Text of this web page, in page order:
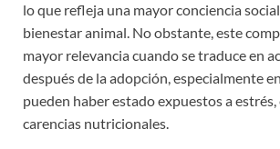
lo que refleja una mayor conciencia
bienestar animal. No obstante, este
mayor relevancia cuando se traduce en
después de la adopción, especialmente
pueden haber estado expuestos a
carencias nutricionales.